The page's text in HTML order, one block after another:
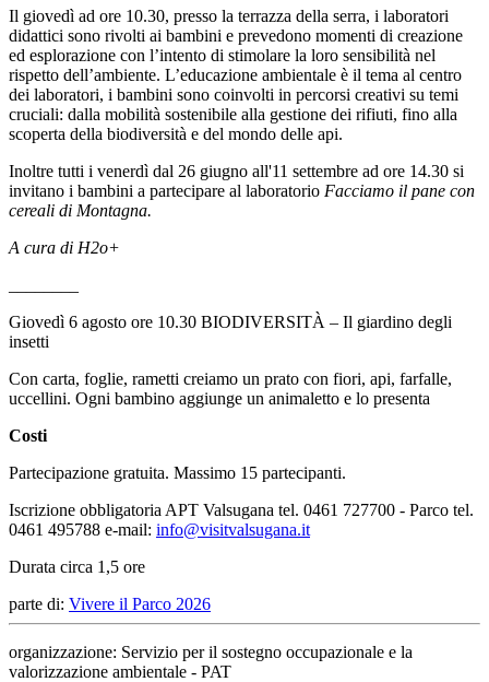
Il giovedì ad ore 10.30, presso la terrazza della serra, i laboratori
didattici sono rivolti ai bambini e prevedono momenti di creazione
ed esplorazione con l’intento di stimolare la loro sensibilità nel
rispetto dell’ambiente. L’educazione ambientale è il tema al centro
dei laboratori, i bambini sono coinvolti in percorsi creativi su temi
cruciali: dalla mobilità sostenibile alla gestione dei rifiuti, fino alla
scoperta della biodiversità e del mondo delle api.
Inoltre tutti i venerdì dal 26 giugno all'11 settembre ad ore 14.30 si
invitano i bambini a partecipare al laboratorio Facciamo il pane con
cereali di Montagna.
A cura di H2o+
Giovedì 6 agosto ore 10.30 BIODIVERSITÀ – Il giardino degli
insetti
Con carta, foglie, rametti creiamo un prato con fiori, api, farfalle,
uccellini. Ogni bambino aggiunge un animaletto e lo presenta
Costi
Partecipazione gratuita. Massimo 15 partecipanti.
Iscrizione obbligatoria APT Valsugana tel. 0461 727700 - Parco tel.
0461 495788 e-mail: info@visitvalsugana.it
Durata circa 1,5 ore
parte di: Vivere il Parco 2026
organizzazione: Servizio per il sostegno occupazionale e la
valorizzazione ambientale - PAT